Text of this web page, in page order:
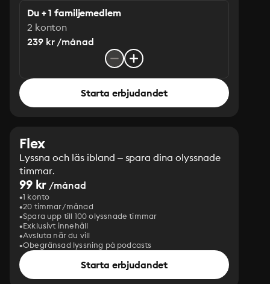
Du + 1 familjemedlem
2 konton
239 kr /månad
Starta erbjudandet
Flex
Lyssna och läs ibland – spara dina olyssnade
timmar.
99 kr /månad
1 konto
20 timmar/månad
Spara upp till 100 olyssnade timmar
Exklusivt innehåll
Avsluta när du vill
Obegränsad lyssning på podcasts
Starta erbjudandet